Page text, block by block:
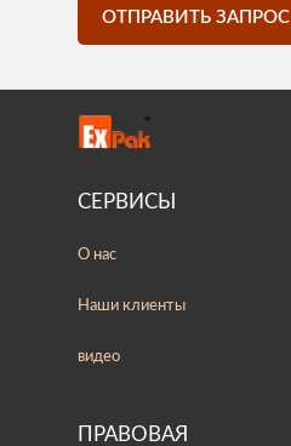
ОТПРАВИТЬ ЗАПРОС
СЕРВИСЫ
О нас
Наши клиенты
видео
ПРАВОВАЯ